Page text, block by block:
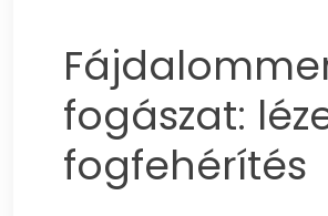
fogászat:
fogfehérítés